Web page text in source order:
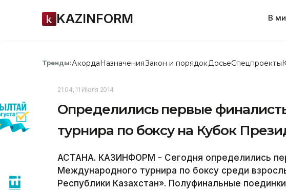
KAZINFORM В
Тренды:АкордаНазначенияЗакон и порядок ДосьеСпецпроекты
21:04, 11 Июля 2014
Определились первые
турнира по боксу на Кубок
АСТАНА. КАЗИНФОРМ - Сегодня определились
Международного турнира по боксу среди
Республики Казахстан». Полуфинальные